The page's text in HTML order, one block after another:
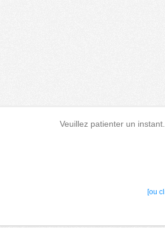
Veuillez patienter un
[ou